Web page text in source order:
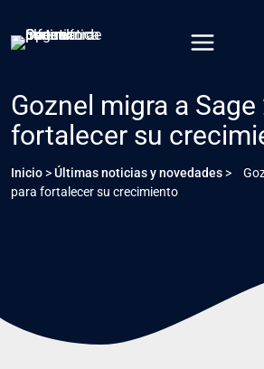
contenido
Goznel migra a
fortalecer su
Inicio >Últimas noticias y novedades >
para fortalecer su crecimiento